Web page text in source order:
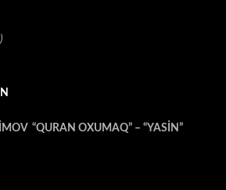
“QURAN OXUMAQ” – “YASİN”